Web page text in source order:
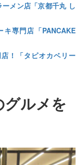
ーメン店「京都千丸 し
キ専門店「PANCAKE
！「タピオカベリー
ルメを